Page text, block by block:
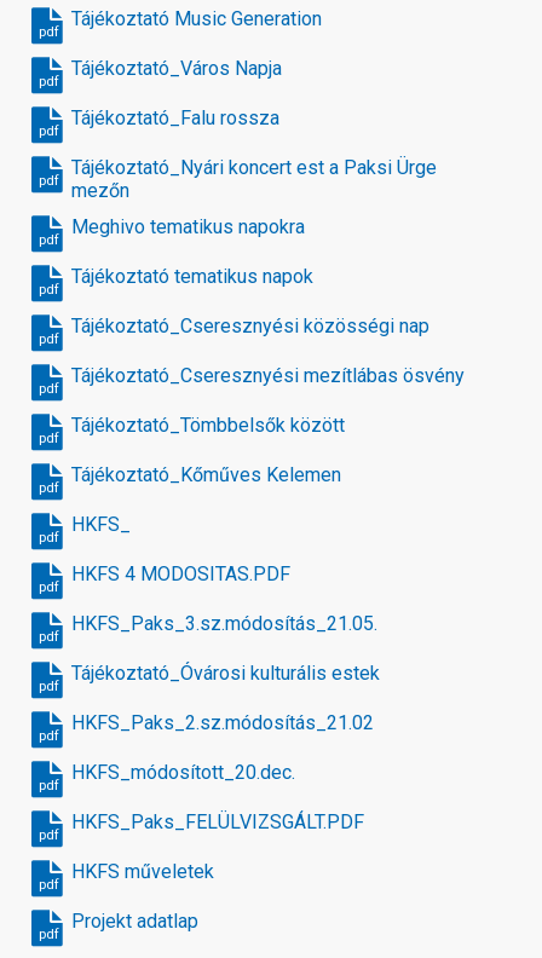
Tájékoztató Music Generation
pdf
Tájékoztató_Város Napja
pdf
Tájékoztató_Falu rossza
pdf
Tájékoztató_Nyári koncert est a Paksi Ürge
mezőn
pdf
Meghivo tematikus napokra
pdf
Tájékoztató tematikus napok
pdf
Tájékoztató_Cseresznyési közösségi nap
pdf
Tájékoztató_Cseresznyési mezítlábas ösvény
pdf
Tájékoztató_Tömbbelsők között
pdf
Tájékoztató_Kőműves Kelemen
pdf
HKFS_
pdf
HKFS 4 MODOSITAS.PDF
pdf
HKFS_Paks_3.sz.módosítás_21.05.
pdf
Tájékoztató_Óvárosi kulturális estek
pdf
HKFS_Paks_2.sz.módosítás_21.02
pdf
HKFS_módosított_20.dec.
pdf
HKFS_Paks_FELÜLVIZSGÁLT.PDF
pdf
HKFS műveletek
pdf
Projekt adatlap
pdf